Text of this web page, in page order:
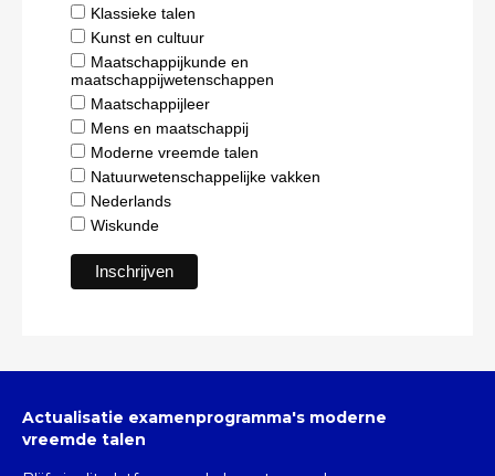
Klassieke talen
Kunst en cultuur
Maatschappijkunde en
maatschappijwetenschappen
Maatschappijleer
Mens en maatschappij
Moderne vreemde talen
Natuurwetenschappelijke vakken
Nederlands
Wiskunde
Actualisatie examenprogramma's moderne
vreemde talen